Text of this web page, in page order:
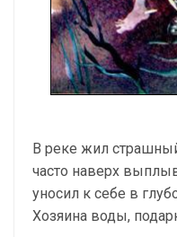
В реке жил
часто наверх
уносил к себе в
Хозяина воды,